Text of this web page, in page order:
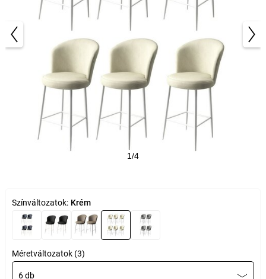
1/4
Színváltozatok: Krém
Méretváltozatok (3)
6 db